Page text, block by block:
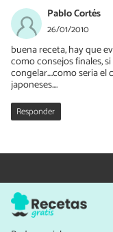
Pablo Cortés
26/01/2010
buena receta, hay que
como consejos finales,
congelar....como seria
japoneses....
Responder